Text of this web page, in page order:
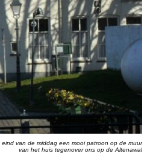
van de middag een mooi patroon op de muur
van het huis tegenover ons op de Altenawal